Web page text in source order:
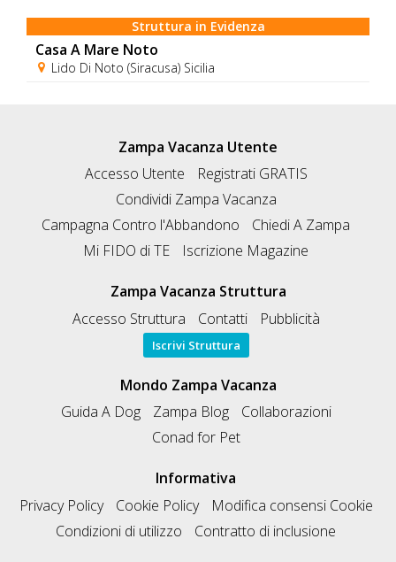
Struttura in Evidenza
Casa A Mare Noto
Lido Di Noto (Siracusa) Sicilia
Zampa Vacanza Utente
Accesso Utente
Registrati GRATIS
Condividi Zampa Vacanza
Campagna Contro l'Abbandono
Chiedi A Zampa
Mi FIDO di TE
Iscrizione Magazine
Zampa Vacanza Struttura
Accesso Struttura
Contatti Pubblicità
Iscrivi Struttura
Mondo Zampa Vacanza
Guida A Dog
Zampa Blog
Collaborazioni
Conad for Pet
Informativa
Privacy Policy
Cookie Policy
Modifica consensi Cookie
Condizioni di utilizzo
Contratto di inclusione